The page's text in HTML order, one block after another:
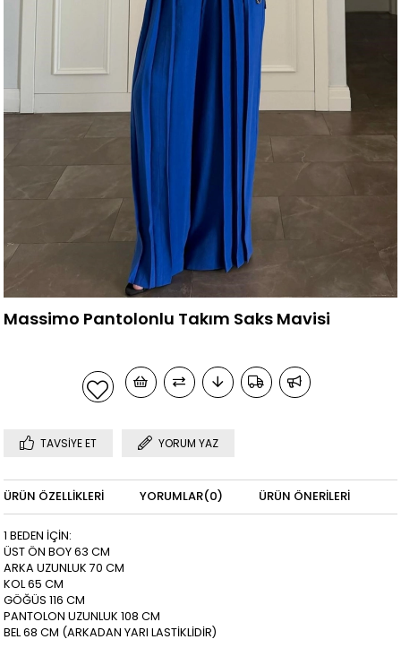
Massimo Pantolonlu Takım Saks Mavisi
TAVSIYE ET YORUM YAZ
ÜRÜN ÖZELLIKLERI YORUMLAR(0) ÜRÜN ÖNERILERI
1 BEDEN İÇİN:
ÜST ÖN BOY 63 CM
ARKA UZUNLUK 70 CM
KOL 65 CM
GÖĞÜS 116 CM
PANTOLON UZUNLUK 108 CM
BEL 68 CM (ARKADAN YARI LASTİKLİDİR)